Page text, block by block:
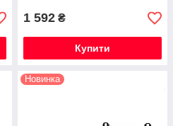
1 592 ₴
Купити
Новинка